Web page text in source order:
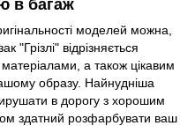
в багаж
моделей можна,
"Грізлі" відрізняється
а також цікавим
образу. Найнудніша
в дорогу з хорошим
здатний розфарбувати ваш